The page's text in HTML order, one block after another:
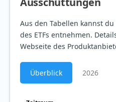
Aus den Tabellen kannst
des ETFs entnehmen.
Webseite des
Überblick 2026